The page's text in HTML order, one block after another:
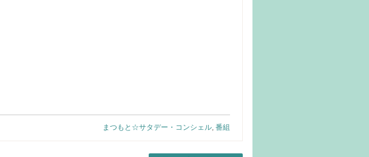
まつもと☆サタデー・コンシェル, 番組